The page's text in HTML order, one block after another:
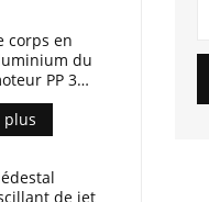
corps en
du
PP 3
le
de
sans
plus
de jet